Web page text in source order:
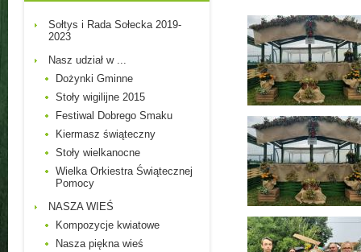
Sołtys i Rada Sołecka 2019-
2023
Nasz udział w ...
Dożynki Gminne
Stoły wigilijne 2015
Festiwal Dobrego Smaku
Kiermasz świąteczny
Stoły wielkanocne
Wielka Orkiestra Świątecznej
Pomocy
NASZA WIEŚ
Kompozycje kwiatowe
Nasza piękna wieś